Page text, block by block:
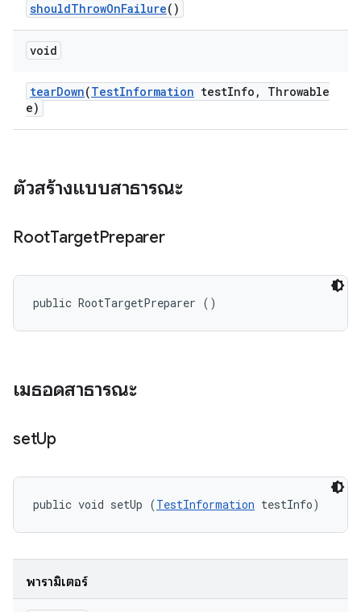
shouldThrowOnFailure()
void
tearDown(TestInformation testInfo ,
Throwable
e)
ตัวสร้างแบบสาธารณะ
RootTargetPreparer
public RootTargetPreparer ()
เมธอดสาธารณะ
setUp
public void setUp (TestInformation testInfo)
พารามิเตอร์